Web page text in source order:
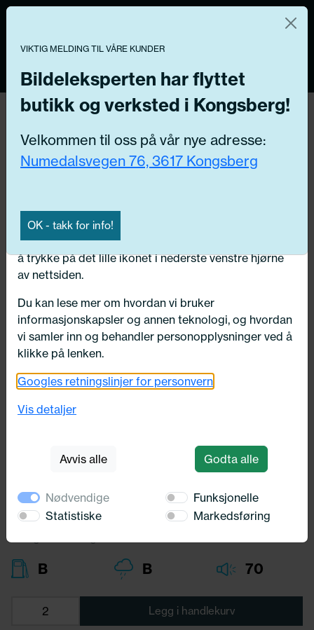
Tilbake
185/60X15 Kumho EcoWing ES31
88H
Profil:
60,00
Diameter:
Lasteindex:
B B 70
Legg i handlekurv
Vi og våre forretningspartnere bruker teknologier,
inkludert informasjonskapsler/«cookies» til å samle
informasjon om deg for forskjellige formål, inkludert:
Funksjonelle, Statistiske, Markedsføring
Ved å trykke «Godta» gir du din tillatelse til alle disse
formålene. Du kan også velge formålet du vil
innstillingene».
Du kan trekke tilbake samtykket ditt til enhver tid ved
å trykke på det lille ikonet i nederste venstre hjørne
av nettsiden.
Du kan lese mer om hvordan vi bruker
informasjonskapsler og annen teknologi, og hvordan
vi samler inn og behandler personopplysninger ved å
klikke på lenken.
Googles retningslinjer for personvern
Vis detaljer
Avvis alle Godta alle
Nødvendige
Funksjonelle
Statistiske
Markedsføring
VIKTIG MELDING TIL VÅRE KUNDER
Bildeleksperten har flyttet
butikk og verksted i Kongsberg!
Velkommen til oss på vår nye adresse:
Numedalsvegen 76, 3617 Kongsberg
OK - takk for info!